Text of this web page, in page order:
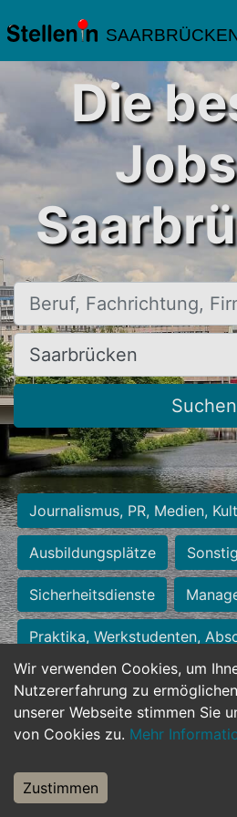
Wir verwenden Cookies, um
Nutzererfahrung zu
unserer Webseite stimmen Sie
von Cookies zu. Mehr
Zustimmen
Die
Beruf, Fachrichtung, Firma
Ort, Stadt
Suchen
Journalismus, PR, Medien,
Ausbildungsplätze
Sicherheitsdienste
Praktika, Werkstudenten,
Personalwesen
Hilfskräfte, Aushilfs- und
Weiterbildung, Studium, duale